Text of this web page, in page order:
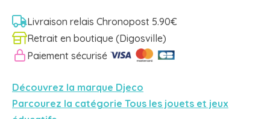
Livraison relais Chronopost 5.90€
Retrait en boutique (Digosville)
Paiement sécurisé
Découvrez la marque Djeco
Parcourez la catégorie Tous les jouets et jeux